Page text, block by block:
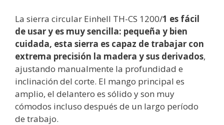
La sierra circular Einhell TH-CS 1200/1 es fácil
de usar y es muy sencilla: pequeña y bien
cuidada, esta sierra es capaz de trabajar con
extrema precisión la madera y sus derivados,
ajustando manualmente la profundidad e
inclinación del corte. El mango principal es
amplio, el delantero es sólido y son muy
cómodos incluso después de un largo período
de trabajo.